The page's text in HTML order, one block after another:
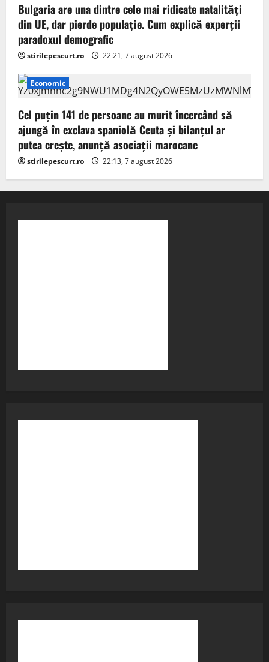
Bulgaria are una dintre cele mai ridicate natalități
din UE, dar pierde populație. Cum explică experții
paradoxul demografic
stirilepescurt.ro 22:21, 7 august 2026
Economic
Cel puţin 141 de persoane au murit încercând să
ajungă în exclava spaniolă Ceuta şi bilanţul ar
putea creşte, anunță asociații marocane
stirilepescurt.ro 22:13, 7 august 2026